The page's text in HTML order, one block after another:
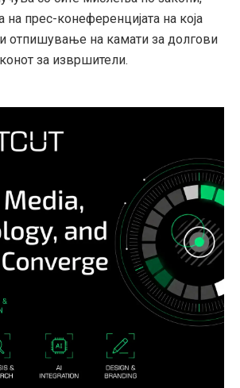
на прес-конеференцијата на која
отпишување на камати за долгови
за извршители.